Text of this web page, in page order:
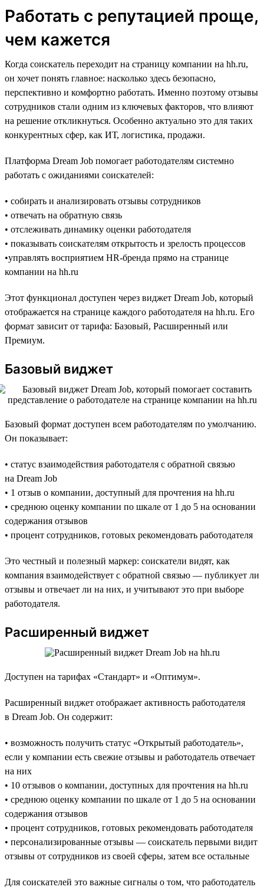
Работать с репутацией проще,
чем кажется
Когда соискатель переходит на страницу компании на hh.ru,
он хочет понять главное: насколько здесь безопасно,
перспективно и комфортно работать. Именно поэтому отзывы
сотрудников стали одним из ключевых факторов, что влияют
на решение откликнуться. Особенно актуально это для таких
конкурентных сфер, как ИТ, логистика, продажи.
Платформа Dream Job помогает работодателям системно
работать с ожиданиями соискателей:
• собирать и анализировать отзывы сотрудников
• отвечать на обратную связь
• отслеживать динамику оценки работодателя
• показывать соискателям открытость и зрелость процессов
•управлять восприятием HR-бренда прямо на странице
компании на hh.ru
Этот функционал доступен через виджет Dream Job, который
отображается на странице каждого работодателя на hh.ru. Его
формат зависит от тарифа: Базовый, Расширенный или
Премиум.
Базовый виджет
Базовый формат доступен всем работодателям по умолчанию.
Он показывает:
• статус взаимодействия работодателя с обратной связью
на Dream Job
• 1 отзыв о компании, доступный для прочтения на hh.ru
• среднюю оценку компании по шкале от 1 до 5 на основании
содержания отзывов
• процент сотрудников, готовых рекомендовать работодателя
Это честный и полезный маркер: соискатели видят, как
компания взаимодействует с обратной связью — публикует ли
отзывы и отвечает ли на них, и учитывают это при выборе
работодателя.
Расширенный виджет
Доступен на тарифах «Стандарт» и «Оптимум».
Расширенный виджет отображает активность работодателя
в Dream Job. Он содержит:
• возможность получить статус «Открытый работодатель»,
если у компании есть свежие отзывы и работодатель отвечает
на них
• 10 отзывов о компании, доступных для прочтения на hh.ru
• среднюю оценку компании по шкале от 1 до 5 на основании
содержания отзывов
• процент сотрудников, готовых рекомендовать работодателя
• персонализированные отзывы — соискатель первыми видит
отзывы от сотрудников из своей сферы, затем все остальные
Для соискателей это важные сигналы о том, что работодатель